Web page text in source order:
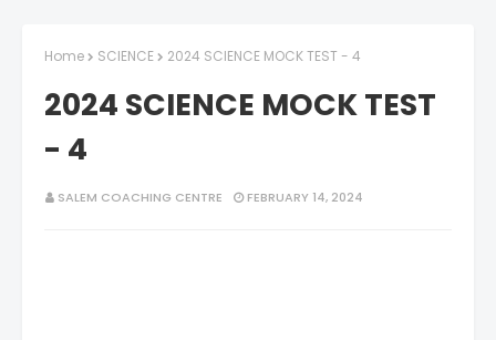
Home SCIENCE 2024 SCIENCE MOCK TEST - 4
2024 SCIENCE MOCK TEST
- 4
SALEM COACHING CENTRE FEBRUARY 14, 2024